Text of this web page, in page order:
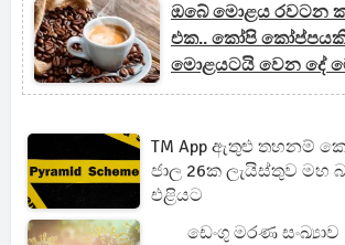
ඔබේ මොළය රවටන
එක.. කෝපි
මොළයටයි වෙන දේ
TM App ඇතුළු තහනම්
ජාල 26ක ලැයිස්තුව මහ
එළියට
ඩෙංගු මරණ